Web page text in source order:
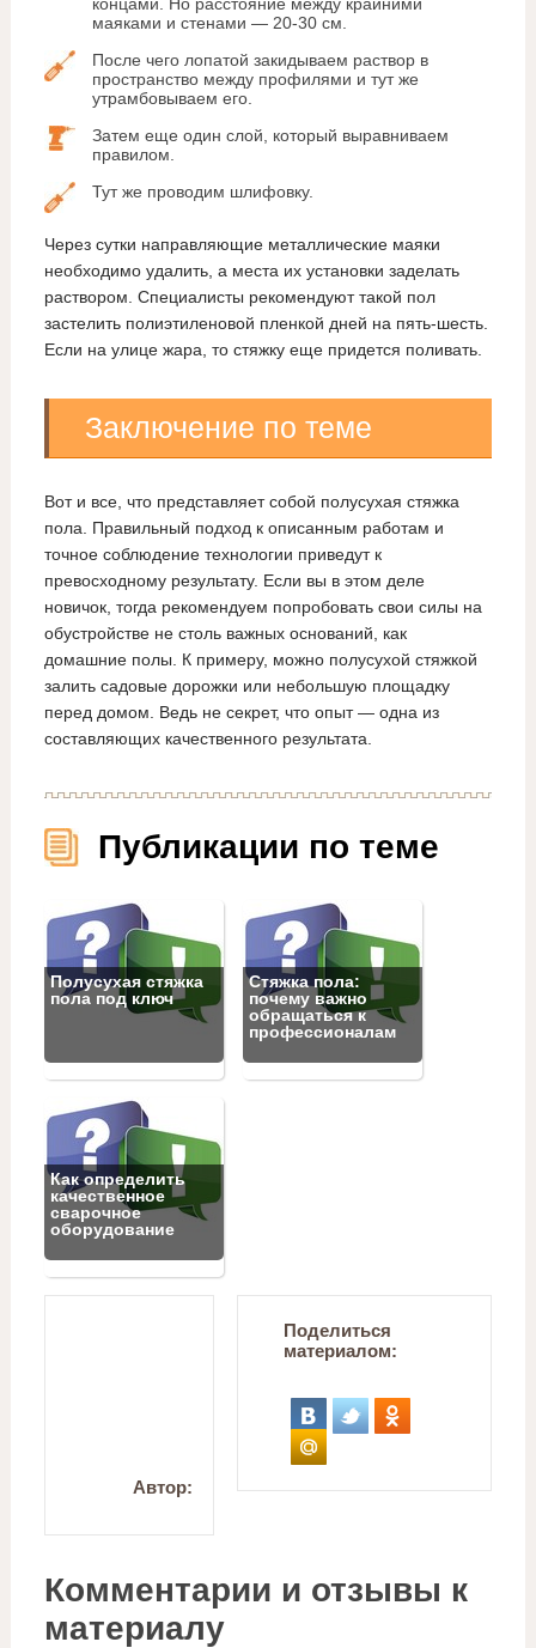
маяками и стенами — 20-30 см.
После чего лопатой закидываем раствор в
пространство между профилями и тут же
утрамбовываем его.
Затем еще один слой, который выравниваем
правилом.
Тут же проводим шлифовку.
Через сутки направляющие металлические маяки
необходимо удалить, а места их установки заделать
раствором. Специалисты рекомендуют такой пол
застелить полиэтиленовой пленкой дней на пять-шесть.
Если на улице жара, то стяжку еще придется поливать.
Заключение по теме
Вот и все, что представляет собой полусухая стяжка
пола. Правильный подход к описанным работам и
точное соблюдение технологии приведут к
превосходному результату. Если вы в этом деле
новичок, тогда рекомендуем попробовать свои силы на
обустройстве не столь важных оснований, как
домашние полы. К примеру, можно полусухой стяжкой
залить садовые дорожки или небольшую площадку
перед домом. Ведь не секрет, что опыт — одна из
составляющих качественного результата.
Публикации по теме
Полусухая стяжка
пола под ключ
Стяжка пола:
почему важно
обращаться к
профессионалам
Как определить
качественное
сварочное
оборудование
Автор:
Поделиться
материалом:
Комментарии и отзывы к
материалу